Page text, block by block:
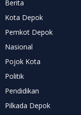
Berita
Kota Depok
Pemkot Depok
Nasional
Pojok Kota
Politik
Pendidikan
Pilkada Depok